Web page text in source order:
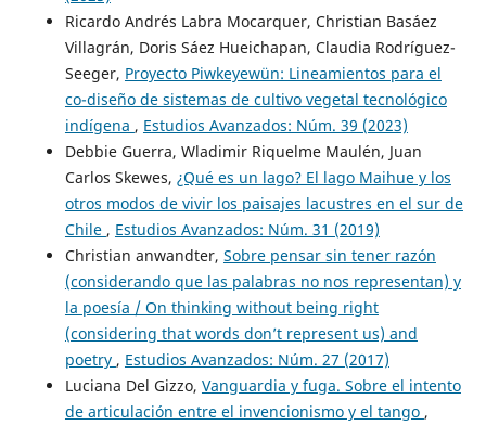
Ricardo Andrés Labra Mocarquer, Christian Basáez
Villagrán, Doris Sáez Hueichapan, Claudia Rodríguez-
Seeger, Proyecto Piwkeyewün: Lineamientos para el
co-diseño de sistemas de cultivo vegetal tecnológico
indígena , Estudios Avanzados: Núm. 39 (2023)
Debbie Guerra, Wladimir Riquelme Maulén, Juan
Carlos Skewes, ¿Qué es un lago? El lago Maihue y los
otros modos de vivir los paisajes lacustres en el sur de
Chile , Estudios Avanzados: Núm. 31 (2019)
Christian anwandter, Sobre pensar sin tener razón
(considerando que las palabras no nos representan) y
la poesía / On thinking without being right
(considering that words don’t represent us) and
poetry , Estudios Avanzados: Núm. 27 (2017)
Luciana Del Gizzo, Vanguardia y fuga. Sobre el intento
de articulación entre el invencionismo y el tango ,